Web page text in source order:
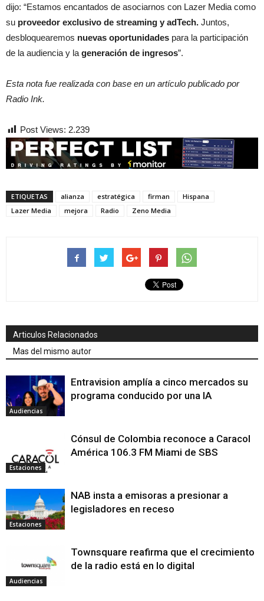
dijo: “Estamos encantados de asociarnos con Lazer Media como
su proveedor exclusivo de streaming y adTech. Juntos,
desbloquearemos nuevas oportunidades para la participación
de la audiencia y la generación de ingresos”.
Esta nota fue realizada con base en un artículo publicado por
Radio Ink.
Post Views: 2.239
ETIQUETAS alianza estratégica firman
Hispana
Lazer Media
mejora Radio Zeno Media
Articulos Relacionados
Mas del mismo autor
Audiencias
Entravision amplía a cinco mercados su
programa conducido por una IA
Estaciones
Cónsul de Colombia reconoce a Caracol
América 106.3 FM Miami de SBS
Estaciones
NAB insta a emisoras a presionar a
legisladores en receso
Audiencias
Townsquare reafirma que el crecimiento
de la radio está en lo digital